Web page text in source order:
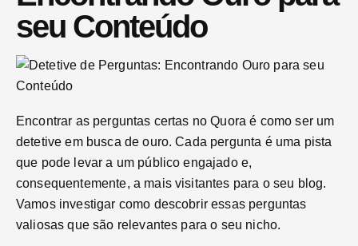
seu Conteúdo
Encontrar as perguntas certas no Quora é como ser um
detetive em busca de ouro. Cada pergunta é uma pista
que pode levar a um público engajado e,
consequentemente, a mais visitantes para o seu blog.
Vamos investigar como descobrir essas perguntas
valiosas que são relevantes para o seu nicho.